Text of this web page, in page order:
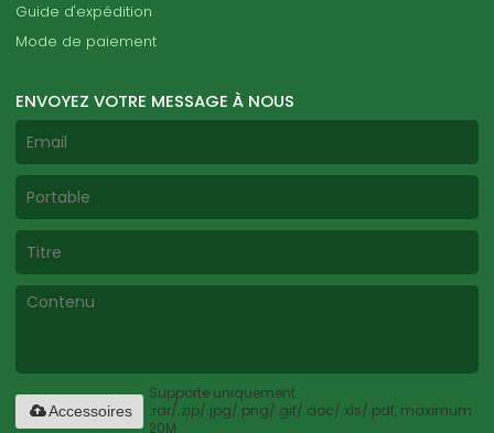
Guide d'expédition
Mode de paiement
ENVOYEZ VOTRE MESSAGE À NOUS
Supporte uniquement
.rar/.zip/.jpg/.png/.gif/.doc/.xls/.pdf, maximum
20M
Accessoires